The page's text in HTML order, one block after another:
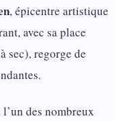
, épicentre artistique
avec sa place
sec), regorge de
des nombreux